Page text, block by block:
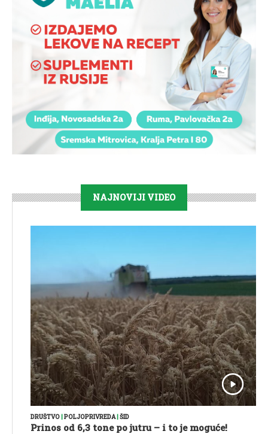
NAJNOVIJI VIDEO
DRUŠTVO|POLJOPRIVREDA|ŠID
Prinos od 6,3 tone po jutru – i to je moguće!